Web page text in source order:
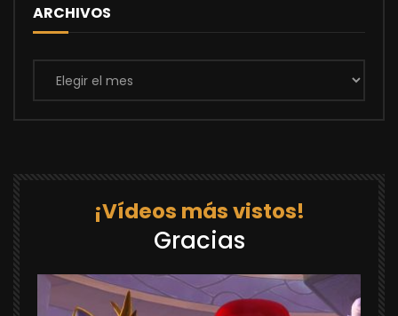
ARCHIVOS
Archivos
¡Vídeos más vistos!
Gracias